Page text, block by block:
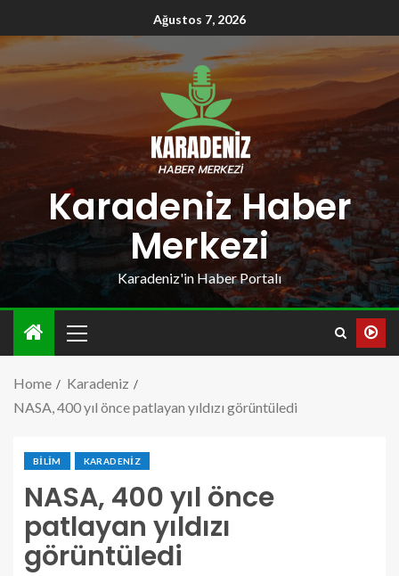
Ağustos 7, 2026
Karadeniz Haber
Merkezi
Karadeniz'in Haber Portalı
Home
Karadeniz
NASA, 400 yıl önce patlayan yıldızı görüntüledi
BILIM KARADENIZ
NASA, 400 yıl önce
patlayan yıldızı
görüntüledi